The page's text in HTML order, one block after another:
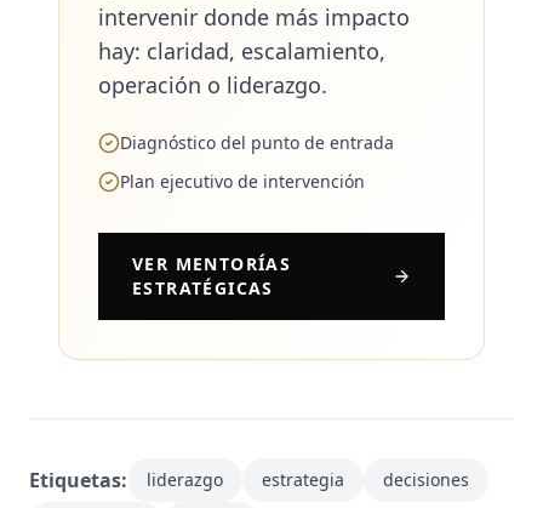
intervenir donde más impacto
hay: claridad, escalamiento,
operación o liderazgo.
Diagnóstico del punto de entrada
Plan ejecutivo de intervención
VER MENTORÍAS
ESTRATÉGICAS
Etiquetas: liderazgo estrategia
decisiones